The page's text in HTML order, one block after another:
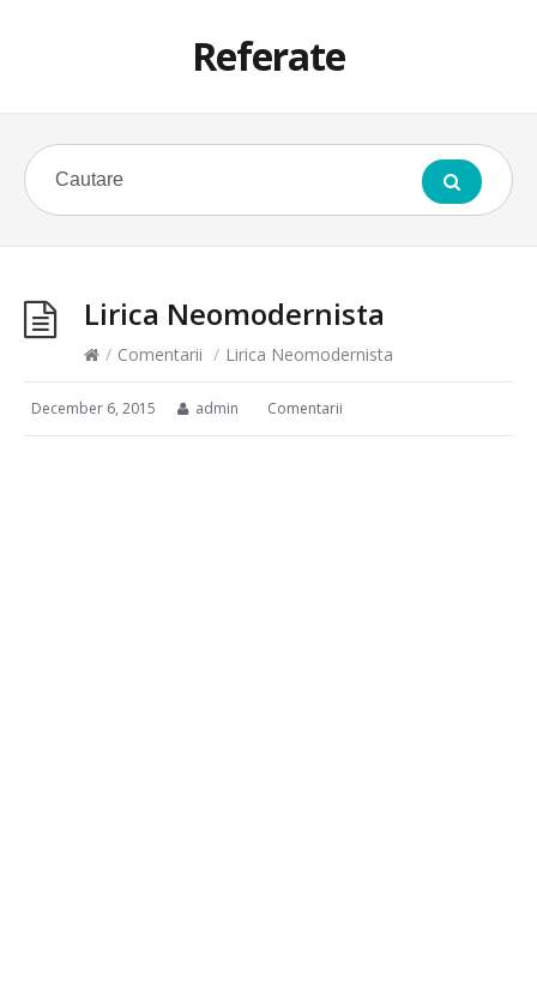
Referate
Lirica Neomodernista
/ Comentarii / Lirica Neomodernista
December 6, 2015 admin Comentarii